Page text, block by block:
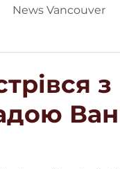
News Vancouver
з